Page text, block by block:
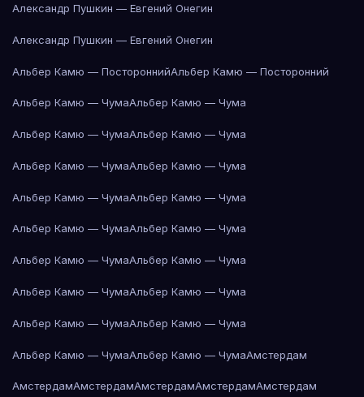
Александр Пушкин — Евгений Онегин
Александр Пушкин — Евгений Онегин
Альбер Камю — ПостороннийАльбер Камю — Посторонний
Альбер Камю — ЧумаАльбер Камю — Чума
Альбер Камю — ЧумаАльбер Камю — Чума
Альбер Камю — ЧумаАльбер Камю — Чума
Альбер Камю — ЧумаАльбер Камю — Чума
Альбер Камю — ЧумаАльбер Камю — Чума
Альбер Камю — ЧумаАльбер Камю — Чума
Альбер Камю — ЧумаАльбер Камю — Чума
Альбер Камю — ЧумаАльбер Камю — Чума
Альбер Камю — ЧумаАльбер Камю — ЧумаАмстердам
АмстердамАмстердамАмстердамАмстердамАмстердам